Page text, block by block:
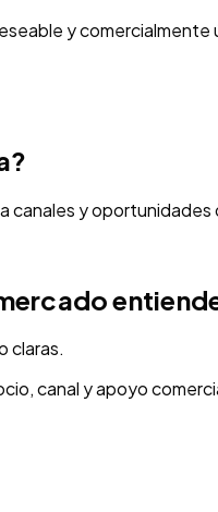
y comercialmente
canales y oportunidades
claras.
canal y apoyo